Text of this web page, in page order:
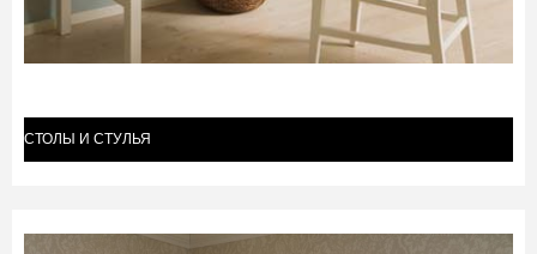
СТОЛЫ И СТУЛЬЯ